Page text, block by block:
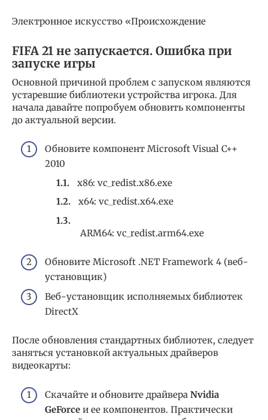
Электронное искусство «Происхождение
FIFA 21 не запускается. Ошибка при
запуске игры
Основной причиной проблем с запуском являются
устаревшие библиотеки устройства игрока. Для
начала давайте попробуем обновить компоненты
до актуальной версии.
Обновите компонент Microsoft Visual C++
2010
x86: vc_redist.x86.exe
x64: vc_redist.x64.exe
ARM64: vc_redist.arm64.exe
Обновите Microsoft .NET Framework 4 (веб-
установщик)
Веб-установщик исполняемых библиотек
DirectX
После обновления стандартных библиотек, следует
заняться установкой актуальных драйверов
видеокарты:
Скачайте и обновите драйвера Nvidia
GeForce и ее компонентов. Практически